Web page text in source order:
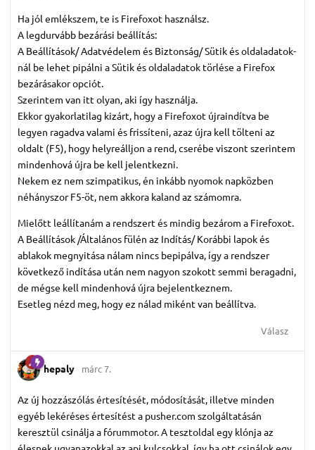
Ha jól emlékszem, te is Firefoxot használsz.
A legdurvább bezárási beállítás:
A Beállítások/ Adatvédelem és Biztonság/ Sütik és oldaladatok-
nál be lehet pipálni a Sütik és oldaladatok törlése a Firefox
bezárásakor opciót.
Szerintem van itt olyan, aki így használja.
Ekkor gyakorlatilag kizárt, hogy a Firefoxot újraindítva be
legyen ragadva valami és frissíteni, azaz újra kell tölteni az
oldalt (F5), hogy helyreálljon a rend, cserébe viszont szerintem
mindenhová újra be kell jelentkezni.
Nekem ez nem szimpatikus, én inkább nyomok napközben
néhányszor F5-öt, nem akkora kaland az számomra.
Mielőtt leállítanám a rendszert és mindig bezárom a Firefoxot.
A Beállítások /Általános fülén az Indítás/ Korábbi lapok és
ablakok megnyitása nálam nincs bepipálva, így a rendszer
következő indítása után nem nagyon szokott semmi beragadni,
de mégse kell mindenhová újra bejelentkeznem.
Esetleg nézd meg, hogy ez nálad miként van beállítva.
Válasz
hepaly márc 7.
Az új hozzászólás értesítését, módosítását, illetve minden
egyéb lekéréses értesítést a pusher.com szolgáltatásán
keresztül csinálja a fórummotor. A tesztoldal egy klónja az